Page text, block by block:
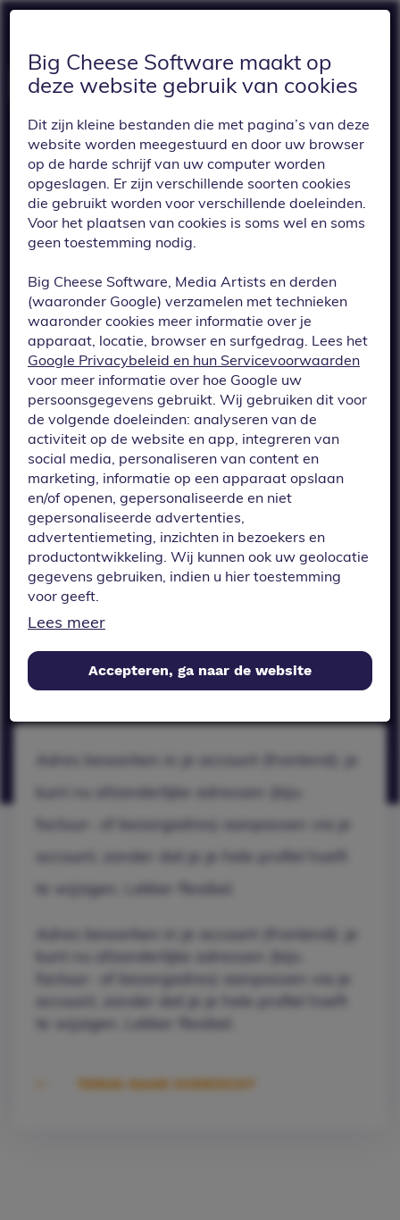
TERUG
Adres bewerken in
je account
(frontend): je kunt
nu afzonderlijke
adressen (bijv.
factuur- of
bezorgadres)
aanpassen via je
account, zonder
dat je je hele
profiel hoeft te
wijzigen. Lekker
flexibel.
Adres bewerken in je account (frontend): je
kunt nu afzonderlijke adressen (bijv.
factuur- of bezorgadres) aanpassen via je
account, zonder dat je je hele profiel hoeft
te wijzigen. Lekker flexibel.
Adres bewerken in je account (frontend): je
kunt nu afzonderlijke adressen (bijv.
factuur- of bezorgadres) aanpassen via je
account, zonder dat je je hele profiel hoeft
te wijzigen. Lekker flexibel.
TERUG NAAR OVERZICHT
Big Cheese Software maakt op
deze website gebruik van cookies
Dit zijn kleine bestanden die met pagina’s van deze
website worden meegestuurd en door uw browser
op de harde schrijf van uw computer worden
opgeslagen. Er zijn verschillende soorten cookies
die gebruikt worden voor verschillende doeleinden.
Voor het plaatsen van cookies is soms wel en soms
geen toestemming nodig.
Big Cheese Software, Media Artists en derden
(waaronder Google) verzamelen met technieken
waaronder cookies meer informatie over je
apparaat, locatie, browser en surfgedrag. Lees het
Google Privacybeleid en hun Servicevoorwaarden
voor meer informatie over hoe Google uw
persoonsgegevens gebruikt. Wij gebruiken dit voor
de volgende doeleinden: analyseren van de
activiteit op de website en app, integreren van
social media, personaliseren van content en
marketing, informatie op een apparaat opslaan
en/of openen, gepersonaliseerde en niet
gepersonaliseerde advertenties,
advertentiemeting, inzichten in bezoekers en
productontwikkeling. Wij kunnen ook uw geolocatie
gegevens gebruiken, indien u hier toestemming
voor geeft.
Als u meer wilt weten over de cookies die wij
gebruiken, de gegevens die daarmee verzameld
worden en over uw rechten op dit punt, lees dan
onsprivacy policy
Geef toestemming of stel uw eigen keuze in. U kunt
uw voorkeuren opnieuw aanpassen door onderaan
Lees meer
Accepteren, ga naar de website